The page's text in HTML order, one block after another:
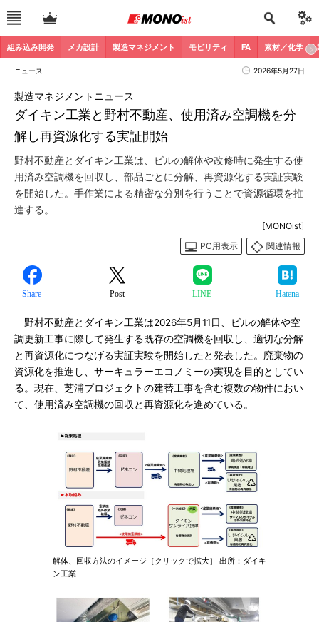
組み込み開発 メカ設計 製造マネジメント モビリティ FA 素材／化学
ニュース 2026年5月27日
ダイキン工業と野村不動産、使用済み空調機を分
解し再資源化する実証開始
製造マネジメントニュース
野村不動産とダイキン工業は、ビルの解体や改修時に発生する使
用済み空調機を回収し、部品ごとに分解、再資源化する実証実験
を開始した。手作業による精密な分別を行うことで資源循環を推
進する。
[MONOist]
PC用表示
関連情報
Share Post LINE Hatena
野村不動産とダイキン工業は2026年5月11日、ビルの解体や空
調更新工事に際して発生する既存の空調機を回収し、適切な分解
と再資源化につなげる実証実験を開始したと発表した。廃棄物の
資源化を推進し、サーキュラーエコノミーの実現を目的としてい
る。現在、芝浦プロジェクトの建替工事を含む複数の物件におい
て、使用済み空調機の回収と再資源化を進めている。
解体、回収方法のイメージ［クリックで拡大］ 出所：ダイキ
ン工業